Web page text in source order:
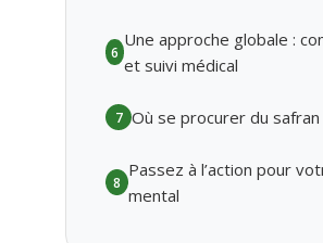
6
Une approche globale :
et suivi médical
7 Où se procurer du
8
Passez à l’action pour
mental